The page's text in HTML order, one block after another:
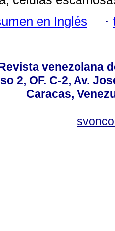
en Inglés ·
venezolana
2, OF. C-2, Av.
Caracas,